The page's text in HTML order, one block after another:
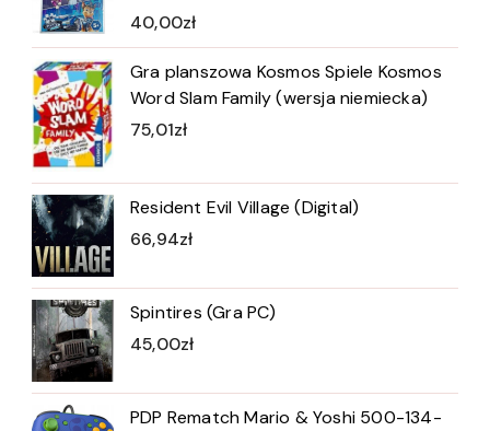
40,00zł
Gra planszowa Kosmos Spiele Kosmos
Word Slam Family (wersja niemiecka)
75,01zł
Resident Evil Village (Digital)
66,94zł
Spintires (Gra PC)
45,00zł
PDP Rematch Mario & Yoshi 500-134-